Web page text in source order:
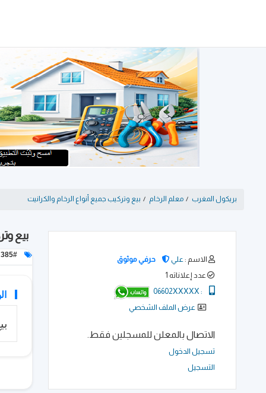
بريكول المغرب / معلم الرخام / بيع وتركيب جميع أنواع الرخام والكرانيت
بيع
الاسم :علي
حرفي موثوق
عدد إعلاناته 1
:
06602XXXXX
عرض الملف الشخصي
الاتصال بالمعلن للمسجلين فقط.
تسجيل الدخول
التسجيل